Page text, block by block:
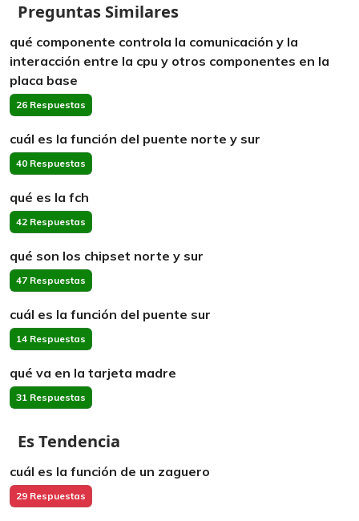
Preguntas Similares
qué componente controla la comunicación y la
interacción entre la cpu y otros componentes en la
placa base
26 Respuestas
cuál es la función del puente norte y sur
40 Respuestas
qué es la fch
42 Respuestas
qué son los chipset norte y sur
47 Respuestas
cuál es la función del puente sur
14 Respuestas
qué va en la tarjeta madre
31 Respuestas
Es Tendencia
cuál es la función de un zaguero
29 Respuestas